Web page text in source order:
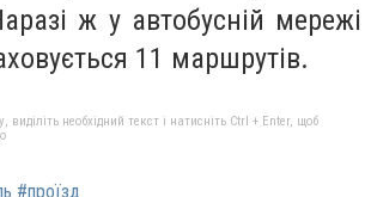
ж у автобусній мережі
11 маршрутів.
необхідний текст і натисніть Ctrl + Enter, щоб
#проїзд